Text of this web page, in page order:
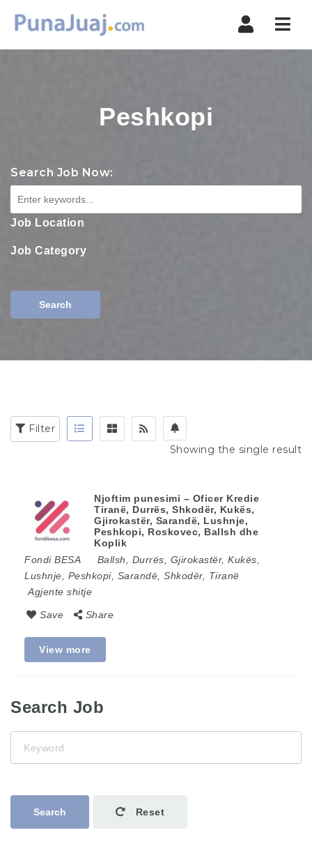
Peshkopi
Search Job Now:
Job Location
Job Category
Search
Filter
Showing the single result
Njoftim punesimi – Oficer Kredie
Tiranë, Durrës, Shkodër, Kukës,
Gjirokastër, Sarandë, Lushnje,
Peshkopi, Roskovec, Ballsh dhe
Koplik
Fondi BESA
Ballsh Durrës Gjirokastër, Kukës
Lushnje
Peshkopi, Sarandë Shkodër, Tiranë
Agjente shitje
Save Share
View more
Search Job
Search Reset